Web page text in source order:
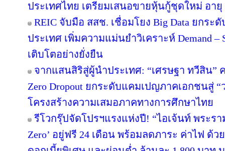
ประเทศไทย เตรียมเสนอขายหุ้นกู้ชุดใหม่ อา
REIC จับมือ สสช. เชื่อมโยง Big Data ยกร
ประเทศ เพิ่มความแม่นยำวิเคราะห์ Demand
เติบโตอย่างยั่งยืน
จากแสนสิริสู่ผู้นำประเทศ: “เศรษฐา ทวีสิน”
Zero Dropout ยกระดับแคมเปญภาคเอกชนสู่
โครงสร้างความเสมอภาคทางการศึกษาไทย
รีโวกรุ๊ปจัดโปรฯแรงแห่งปี! “ไอเจ้นท์ พระรา
Zero’ อยู่ฟรี 24 เดือน พร้อมลดภาระ ค่าไฟ ด้